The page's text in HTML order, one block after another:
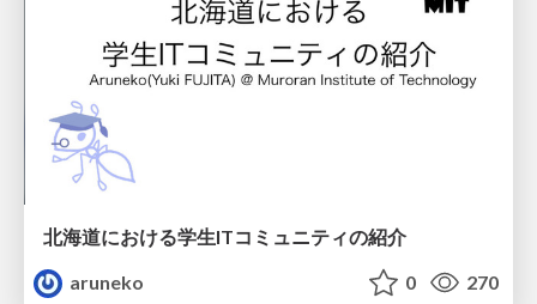
北海道における学生ITコミュニティの紹介
aruneko
0 270